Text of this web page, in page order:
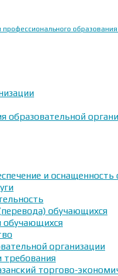
образовательной
и оснащенность
обучающихся
организации
требования
торгово-